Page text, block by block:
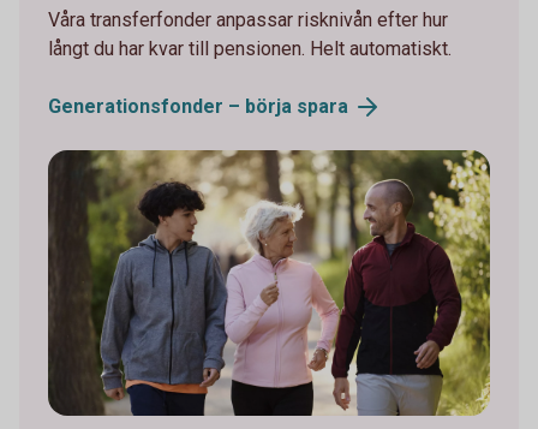
Våra transferfonder anpassar risknivån efter hur
långt du har kvar till pensionen. Helt automatiskt.
Generationsfonder – börja spara